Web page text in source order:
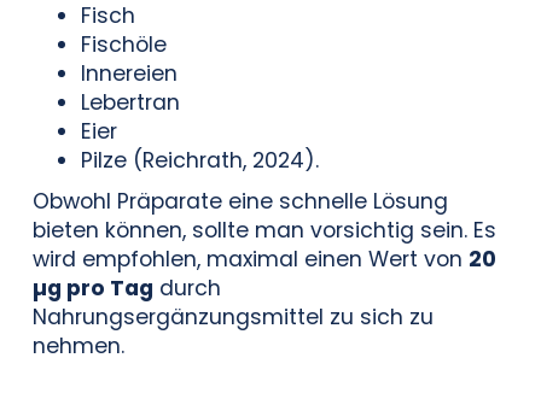
Fisch
Fischöle
Innereien
Lebertran
Eier
Pilze (Reichrath, 2024).
Obwohl Präparate eine schnelle Lösung
bieten können, sollte man vorsichtig sein. Es
wird empfohlen, maximal einen Wert von 20
µg pro Tag durch
Nahrungsergänzungsmittel zu sich zu
nehmen.